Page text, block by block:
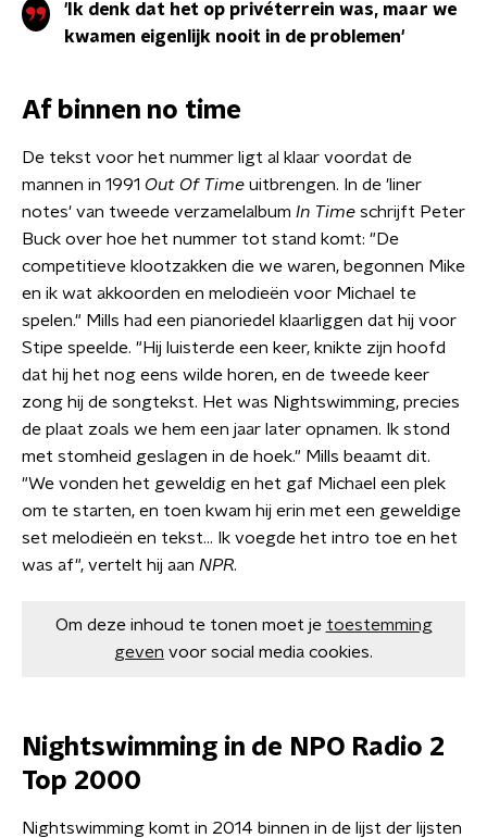
'Ik denk dat het op privéterrein was, maar we
kwamen eigenlijk nooit in de problemen'
Af binnen no time
De tekst voor het nummer ligt al klaar voordat de
mannen in 1991 Out Of Time uitbrengen. In de 'liner
notes' van tweede verzamelalbum In Time schrijft Peter
Buck over hoe het nummer tot stand komt: "De
competitieve klootzakken die we waren, begonnen Mike
en ik wat akkoorden en melodieën voor Michael te
spelen." Mills had een pianoriedel klaarliggen dat hij voor
Stipe speelde. "Hij luisterde een keer, knikte zijn hoofd
dat hij het nog eens wilde horen, en de tweede keer
zong hij de songtekst. Het was Nightswimming, precies
de plaat zoals we hem een jaar later opnamen. Ik stond
met stomheid geslagen in de hoek." Mills beaamt dit.
"We vonden het geweldig en het gaf Michael een plek
om te starten, en toen kwam hij erin met een geweldige
set melodieën en tekst... Ik voegde het intro toe en het
was af", vertelt hij aan NPR.
Om deze inhoud te tonen moet je toestemming
geven voor social media cookies.
Nightswimming in de NPO Radio 2
Top 2000
Nightswimming komt in 2014 binnen in de lijst der lijsten